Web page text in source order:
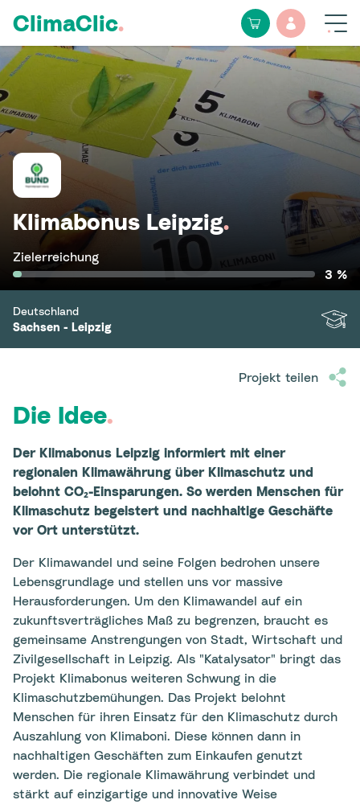
ClimaClic.
Klimabonus Leipzig.
Zielerreichung
3 %
Deutschland
Sachsen - Leipzig
Projekt teilen
Die Idee.
Der Klimabonus Leipzig informiert mit einer
regionalen Klimawährung über Klimaschutz und
belohnt CO₂-Einsparungen. So werden Menschen für
Klimaschutz begeistert und nachhaltige Geschäfte
vor Ort unterstützt.
Der Klimawandel und seine Folgen bedrohen unsere
Lebensgrundlage und stellen uns vor massive
Herausforderungen. Um den Klimawandel auf ein
zukunftsverträgliches Maß zu begrenzen, braucht es
gemeinsame Anstrengungen von Stadt, Wirtschaft und
Zivilgesellschaft in Leipzig. Als "Katalysator" bringt das
Projekt Klimabonus weiteren Schwung in die
Klimaschutzbemühungen. Das Projekt belohnt
Menschen für ihren Einsatz für den Klimaschutz durch
Auszahlung von Klimaboni. Diese können dann in
nachhaltigen Geschäften zum Einkaufen genutzt
werden. Die regionale Klimawährung verbindet und
stärkt auf einzigartige und innovative Weise